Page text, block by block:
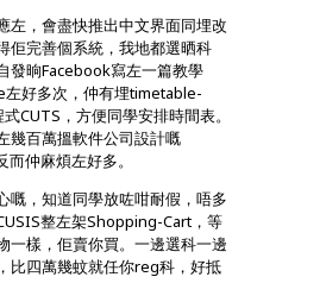
左， 會盡快推出中文界面同埋改
佢完善個系統，我地都選晒科
發晌Facebook寫左一篇教學
好多次，仲有埋timetable-
CUTS，方便同學安排時間表。
幾百萬搵軟件公司設計嘅
仲麻煩左好多。
嘅，知道同學放咗咁耐假，唔多
整左架Shopping-Cart，等
一樣，佢賣你買。一邊選科一邊
比四萬幾蚊就任你reg科，好抵